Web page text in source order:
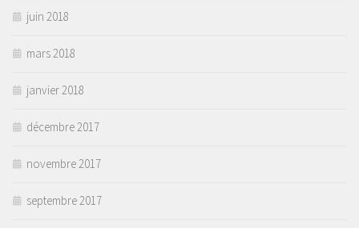
juin 2018
mars 2018
janvier 2018
décembre 2017
novembre 2017
septembre 2017